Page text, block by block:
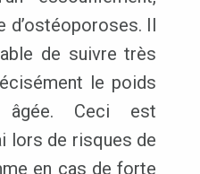
d’ostéoporoses. Il
de suivre très
le poids
Ceci est
lors de risques de
en cas de forte